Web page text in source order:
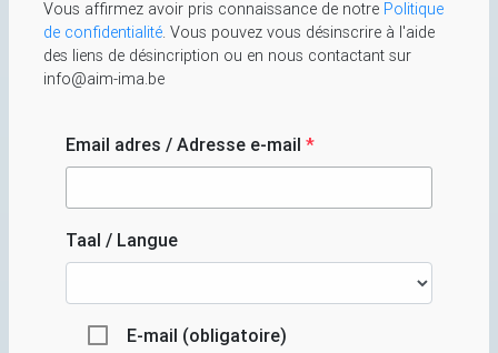
Vous affirmez avoir pris connaissance de notre Politique
de confidentialité. Vous pouvez vous désinscrire à l'aide
des liens de désincription ou en nous contactant sur
info@aim-ima.be
Email adres / Adresse e-mail *
Taal / Langue
E-mail (obligatoire)